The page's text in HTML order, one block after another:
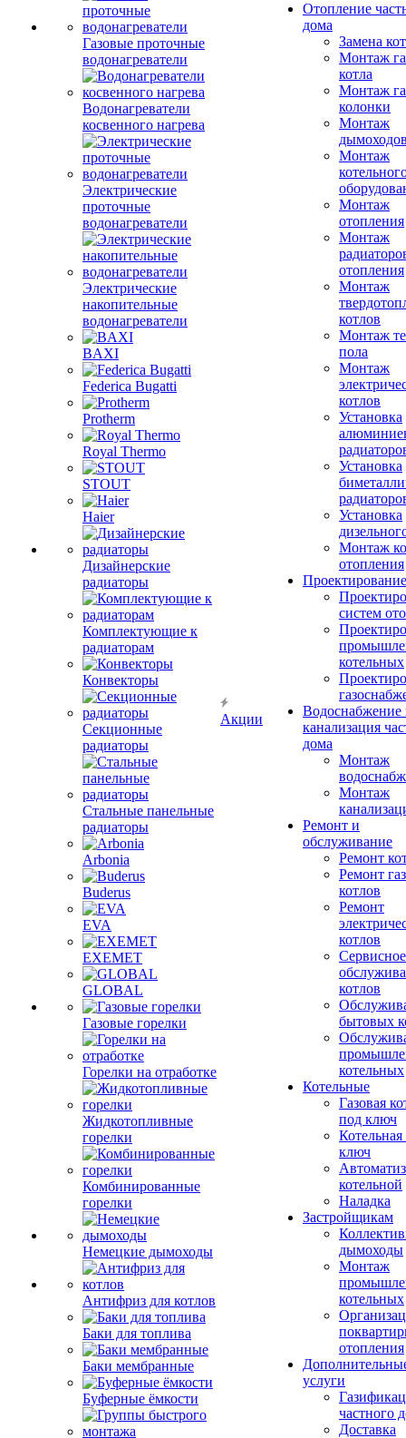
Газовые проточные
водонагреватели
Водонагреватели
косвенного нагрева
Электрические
проточные
водонагреватели
Электрические
накопительные
водонагреватели
BAXI
Federica Bugatti
Protherm
Royal Thermo
STOUT
Haier
Дизайнерские
радиаторы
Комплектующие к
радиаторам
Конвекторы
Секционные
радиаторы
Стальные панельные
радиаторы
Arbonia
Buderus
EVA
EXEMET
GLOBAL
Газовые горелки
Горелки на отработке
Жидкотопливные
горелки
Комбинированные
горелки
Немецкие дымоходы
Антифриз для котлов
Баки для топлива
Баки мембранные
Буферные ёмкости
Акции
Отопление
дома
Замена
Монтаж
котла
Монтаж
колонки
Монтаж
Монтаж
Монтаж
отопления
Монтаж
отопления
Монтаж
котлов
Монтаж
пола
Монтаж
котлов
Установка
Установка
Установка
Монтаж
отопления
Проектирование
систем
котельных
Водоснабжение
канализация
дома
Монтаж
Монтаж
Ремонт и
обслуживание
Ремонт
Ремонт
котлов
Ремонт
котлов
Сервисное
котлов
бытовых
котельных
Котельные
Газовая
под ключ
ключ
котельной
Наладка
Застройщикам
дымоходы
Монтаж
котельных
отопления
услуги
частного
Доставка